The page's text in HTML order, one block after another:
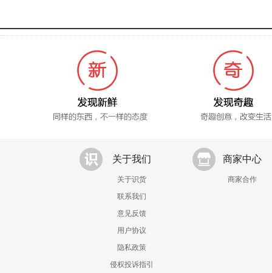
关于我们
关于识货
联系我们
意见反馈
用户协议
隐私政策
侵权投诉指引
商家中心
商家合作